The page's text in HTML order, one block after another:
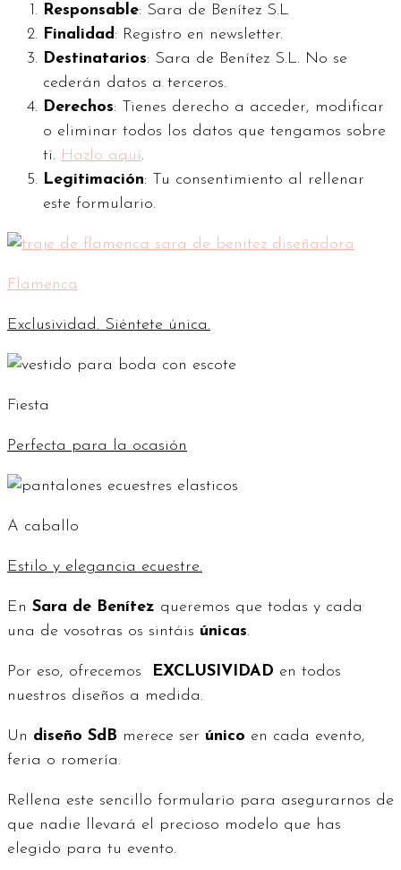
Responsable: Sara de Benítez S.L
Finalidad: Registro en newsletter.
Destinatarios: Sara de Benítez S.L. No se
cederán datos a terceros.
Derechos: Tienes derecho a acceder, modificar
o eliminar todos los datos que tengamos sobre
ti. Hazlo aquí.
Legitimación: Tu consentimiento al rellenar
este formulario.
Flamenca
Exclusividad. Siéntete única.
Fiesta
Perfecta para la ocasión
A caballo
Estilo y elegancia ecuestre.
En Sara de Benítez queremos que todas y cada
una de vosotras os sintáis únicas.
Por eso, ofrecemos EXCLUSIVIDAD en todos
nuestros diseños a medida.
Un diseño SdB merece ser único en cada evento,
feria o romería.
Rellena este sencillo formulario para asegurarnos de
que nadie llevará el precioso modelo que has
elegido para tu evento.